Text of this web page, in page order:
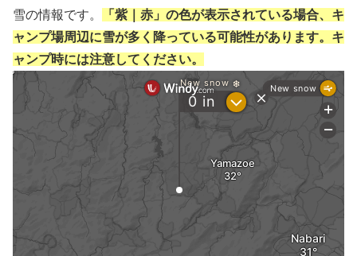
雪の情報です。
「紫｜赤」の色が表示されている場合、キ
ャンプ場周辺に雪が多く降っている可能性があります。キ
ャンプ時には注意してください。